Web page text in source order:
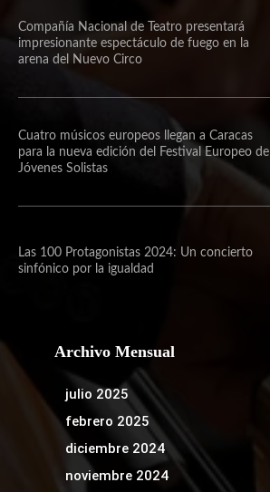
Compañía Nacional de Teatro presentará
impresionante espectáculo de fuego en la
arena del Nuevo Circo
Cuatro músicos europeos llegan a Caracas
para la nueva edición del Festival Europeo de
Jóvenes Solistas
Las 100 Protagonistas 2024: Un concierto
sinfónico por la igualdad
Archivo Mensual
julio 2025
febrero 2025
diciembre 2024
noviembre 2024